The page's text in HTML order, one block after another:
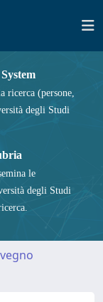
ricerca (persone,
degli Studi
le
degli Studi